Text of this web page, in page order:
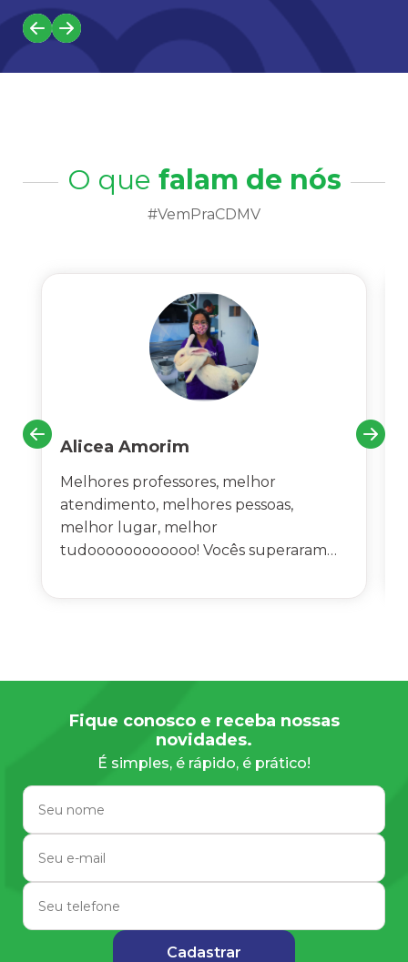
O que falam de nós
#VemPraCDMV
Alicea Amorim
Melhores professores, melhor
atendimento, melhores pessoas,
melhor lugar, melhor
tudoooooooooooo! Vocês superaram
como agradecer a todos por tudo!!
fôssemos uma família de verdade!!"
Fique conosco e receba nossas
novidades.
É simples, é rápido, é prático!